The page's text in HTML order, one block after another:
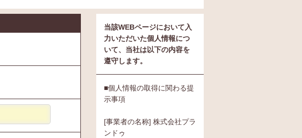
当該WEBページにおいて入
力いただいた個人情報につ
いて、当社は以下の内容を
遵守します。
■個人情報の取得に関わる提
示事項
[事業者の名称] 株式会社プラ
ンドゥ